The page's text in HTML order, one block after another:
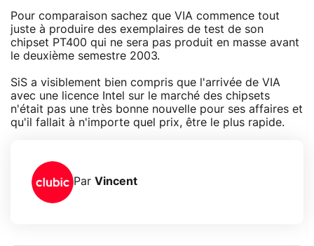
Pour comparaison sachez que VIA commence tout
juste à produire des exemplaires de test de son
chipset PT400 qui ne sera pas produit en masse avant
le deuxième semestre 2003.
SiS a visiblement bien compris que l'arrivée de VIA
avec une licence Intel sur le marché des chipsets
n'était pas une très bonne nouvelle pour ses affaires et
qu'il fallait à n'importe quel prix, être le plus rapide.
Par Vincent